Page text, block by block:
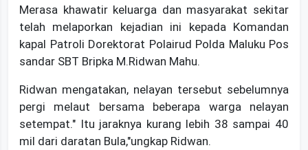
Merasa khawatir keluarga dan masyarakat sekitar
telah melaporkan kejadian ini kepada Komandan
kapal Patroli Dorektorat Polairud Polda Maluku Pos
sandar SBT Bripka M.Ridwan Mahu.
Ridwan mengatakan, nelayan tersebut sebelumnya
pergi melaut bersama beberapa warga nelayan
setempat." Itu jaraknya kurang lebih 38 sampai 40
mil dari daratan Bula,"ungkap Ridwan.